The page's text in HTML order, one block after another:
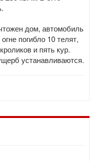
дом, автомобиль
погибло 10 телят,
и пять кур.
устанавливаются.